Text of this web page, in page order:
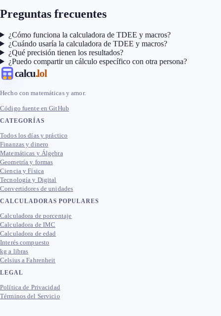
Preguntas frecuentes
¿Cómo funciona la calculadora de TDEE y macros?
¿Cuándo usaría la calculadora de TDEE y macros?
¿Qué precisión tienen los resultados?
¿Puedo compartir un cálculo específico con otra persona?
calcu.lol
Hecho con matemáticas y amor.
Código fuente en GitHub
CATEGORÍAS
Todos los días y práctico
Finanzas y dinero
Matemáticas y Álgebra
Geometría y formas
Ciencia y Física
Tecnología y Digital
Convertidores de unidades
CALCULADORAS POPULARES
Calculadora de porcentaje
Calculadora de IMC
Calculadora de edad
Interés compuesto
kg a libras
Celsius a Fahrenheit
LEGAL
Política de Privacidad
Términos del Servicio